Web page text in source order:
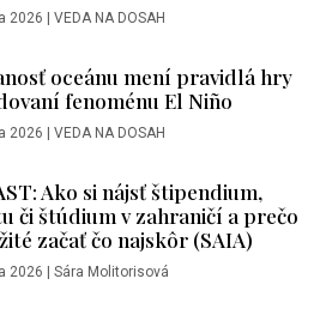
2026 | VEDA NA DOSAH
oceánu mení pravidlá hry
fenoménu El Niño
2026 | VEDA NA DOSAH
Ako si nájsť štipendium,
či štúdium v zahraničí a prečo
začať čo najskôr (SAIA)
2026 | Sára Molitorisová